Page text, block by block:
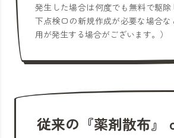
発生した場合は何度でも無料で駆
下点検口の新規作成が必要な場合
用が発生する場合がございます。）
従来の『薬剤散布』